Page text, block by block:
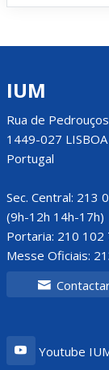
IUM
Rua de
1449-027 LISBOA
Portugal
Sec. Central: 213
(9h-12h 14h-17h)
Portaria: 210 102
Messe Oficiais:
Youtube